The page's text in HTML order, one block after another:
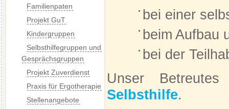
bei einer
beim Aufbau
bei der
Unser
Selbsthilfe.
Familienpaten
Projekt GuT
Kindergruppen
Selbsthilfegruppen und
Gesprächsgruppen
Projekt Zuverdienst
Praxis für Ergotherapie
Stellenangebote